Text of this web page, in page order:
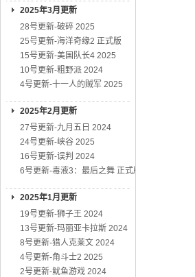
2025年3月更新
28号更新-破碎 2025
25号更新-海洋奇缘2 正式版
15号更新-美国队长4 2025
10号更新-粗野派 2024
4号更新-十一人的贼军 2025
2025年2月更新
27号更新-九月五日 2024
24号更新-峡谷 2025
16号更新-误判 2024
6号更新-毒液3：最后之舞 正式版
2025年1月更新
19号更新-狮子王 2024
13号更新-玛丽亚卡拉斯 2024
8号更新-猎人克莱文 2024
4号更新-角斗士2 2025
2号更新-鱿鱼游戏 2024